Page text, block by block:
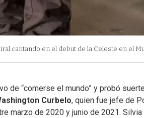
cantando en el debut de la Celeste en el
de “comerse el mundo” y probó
Curbelo, quien fue jefe de
marzo de 2020 y junio de 2021.